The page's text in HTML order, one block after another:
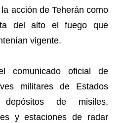
acción de Teherán como
del alto el fuego que
vigente.
comunicado oficial de
militares de Estados
depósitos de misiles,
y estaciones de radar